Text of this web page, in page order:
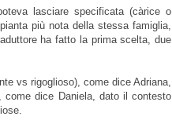
lasciare specificata (càrice o
più nota della stessa famiglia,
ha fatto la prima scelta, due
vs rigoglioso), come dice Adriana,
come dice Daniela, dato il contesto